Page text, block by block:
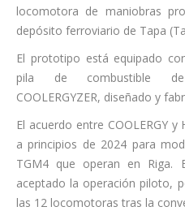
locomotora de maniobras
depósito ferroviario de Tapa
El prototipo está equipado
pila de combustible de
COOLERGYZER, diseñado y
El acuerdo entre COOLERGY
a principios de 2024 para
TGM4 que operan en Riga.
aceptado la operación piloto,
las 12 locomotoras tras la